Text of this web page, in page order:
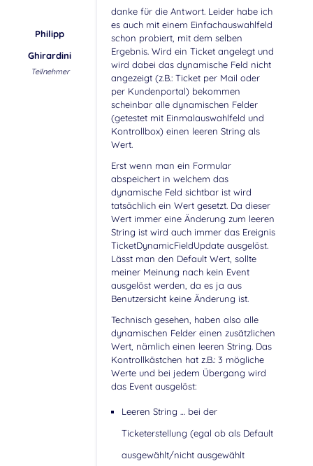
Philipp
Ghirardini
Teilnehmer
danke für die Antwort. Leider habe ich
es auch mit einem Einfachauswahlfeld
schon probiert, mit dem selben
Ergebnis. Wird ein Ticket angelegt und
wird dabei das dynamische Feld nicht
angezeigt (z.B.: Ticket per Mail oder
per Kundenportal) bekommen
scheinbar alle dynamischen Felder
(getestet mit Einmalauswahlfeld und
Kontrollbox) einen leeren String als
Wert.
Erst wenn man ein Formular
abspeichert in welchem das
dynamische Feld sichtbar ist wird
tatsächlich ein Wert gesetzt. Da dieser
Wert immer eine Änderung zum leeren
String ist wird auch immer das Ereignis
TicketDynamicFieldUpdate ausgelöst.
Lässt man den Default Wert, sollte
meiner Meinung nach kein Event
ausgelöst werden, da es ja aus
Benutzersicht keine Änderung ist.
Technisch gesehen, haben also alle
dynamischen Felder einen zusätzlichen
Wert, nämlich einen leeren String. Das
Kontrollkästchen hat z.B.: 3 mögliche
Werte und bei jedem Übergang wird
das Event ausgelöst:
Leeren String … bei der
Ticketerstellung (egal ob als Default
ausgewählt/nicht ausgewählt